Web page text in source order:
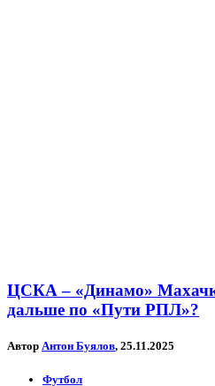
ЦСКА – «Динамо»
дальше по «Пути РПЛ»?
Автор Антон Буялов, 25.11.2025
Футбол